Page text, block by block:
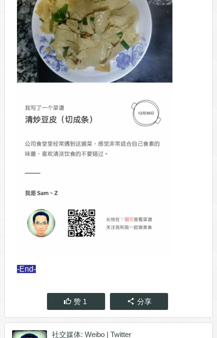
-End-
赞 1 分享
社交媒体: Weibo| Twitter